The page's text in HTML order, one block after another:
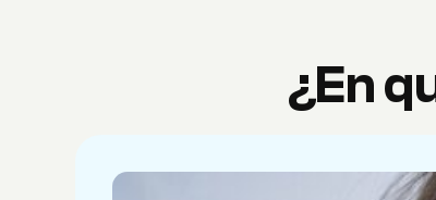
¿En